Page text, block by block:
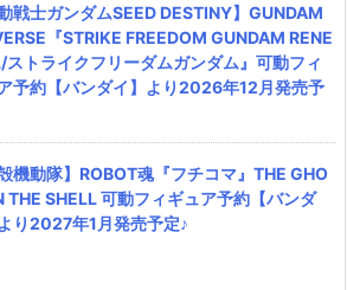
動戦士ガンダムSEED DESTINY】GUNDAM
『STRIKE FREEDOM GUNDAM RENE
ストライクフリーダムガンダム』可動フィ
予約【バンダイ】より2026年12月発売予
殻機動隊】ROBOT魂『フチコマ』THE GHO
THE SHELL 可動フィギュア予約【バンダ
り2027年1月発売予定♪